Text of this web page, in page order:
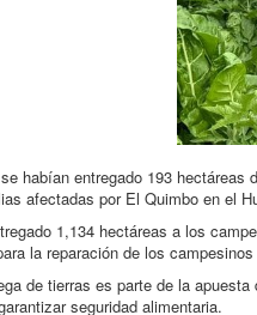
habían entregado 193
afectadas por El Quimbo en el
1,134 hectáreas a los
la reparación de los
de tierras es parte de la
seguridad alimentaria.